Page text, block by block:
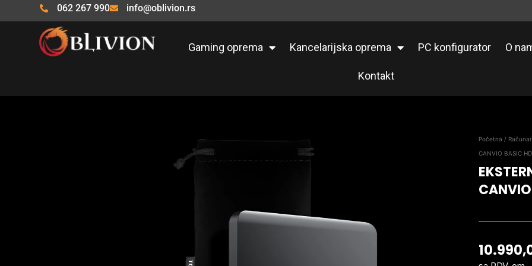
na
062 267 990 info@oblivion.rs
Gaming oprema Kancelarijska oprema PC konfigurator O
Kontakt
Početna /
CANVIO BASIC